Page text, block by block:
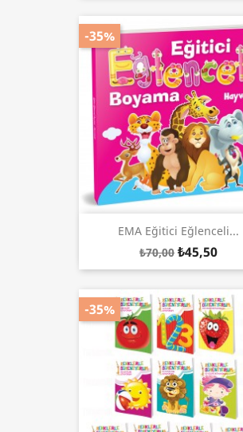
EMA Eğitici Eğlenceli...
₺70,00 ₺45,50
-35%
-35%